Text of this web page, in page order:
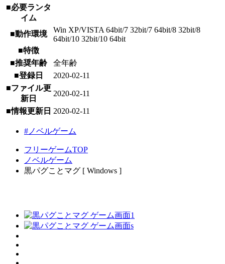
■必要ランタ
イム
■動作環境
Win XP/VISTA 64bit/7 32bit/7 64bit/8 32bit/8
64bit/10 32bit/10 64bit
■特徴
■推奨年齢
全年齢
■登録日
2020-02-11
■ファイル更
新日
2020-02-11
■情報更新日 2020-02-11
#ノベルゲーム
フリーゲームTOP
ノベルゲーム
黒パグことマグ [ Windows ]